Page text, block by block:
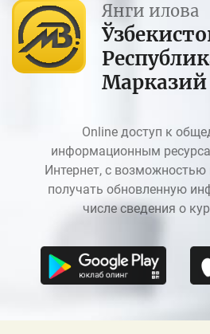
Янги илова
Online доступ к
информационным
Интернет, с
получать обновленную
числе сведения о